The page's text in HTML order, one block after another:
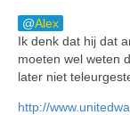
Alex
Ik denk dat hij dat
moeten wel weten
later niet
http://